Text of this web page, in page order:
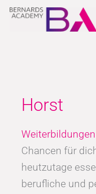
Zum
Inhalt
Horst
Weiterbildungen
Chancen für
heutzutage
berufliche und